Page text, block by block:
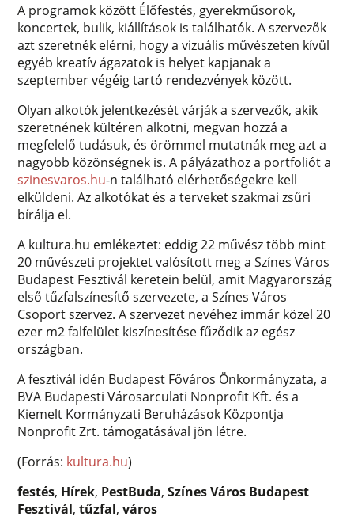
A programok között Élőfestés, gyerekműsorok,
koncertek, bulik, kiállítások is találhatók. A szervezők
azt szeretnék elérni, hogy a vizuális művészeten kívül
egyéb kreatív ágazatok is helyet kapjanak a
szeptember végéig tartó rendezvények között.
Olyan alkotók jelentkezését várják a szervezők, akik
szeretnének kültéren alkotni, megvan hozzá a
megfelelő tudásuk, és örömmel mutatnák meg azt a
nagyobb közönségnek is. A pályázathoz a portfoliót a
szinesvaros.hu-n található elérhetőségekre kell
elküldeni. Az alkotókat és a terveket szakmai zsűri
bírálja el.
A kultura.hu emlékeztet: eddig 22 művész több mint
20 művészeti projektet valósított meg a Színes Város
Budapest Fesztivál keretein belül, amit Magyarország
első tűzfalszínesítő szervezete, a Színes Város
Csoport szervez. A szervezet nevéhez immár közel 20
ezer m2 falfelület kiszínesítése fűződik az egész
országban.
A fesztivál idén Budapest Főváros Önkormányzata, a
BVA Budapesti Városarculati Nonprofit Kft. és a
Kiemelt Kormányzati Beruházások Központja
Nonprofit Zrt. támogatásával jön létre.
(Forrás: kultura.hu)
festés, Hírek, PestBuda,Színes Város Budapest
Fesztivál,tűzfal,város